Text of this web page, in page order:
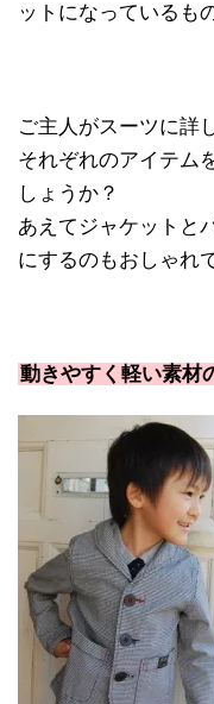
ットになっているも
ご主人がスーツに詳
それぞれのアイテム
しょうか？
あえてジャケットと
にするのもおしゃれ
動きやすく軽い素材